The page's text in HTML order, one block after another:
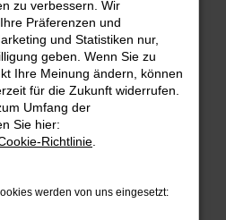
Error
aufgetreten.
die dir helfen können:
und deine
zum Beispiel deine
zu verbessern. Wir
Präferenzen und
und Statistiken nur,
geben. Wenn Sie zu
Ihre Meinung ändern, können
für die Zukunft widerrufen.
Umfang der
Sie hier:
Richtlinie
werden von uns eingesetzt: